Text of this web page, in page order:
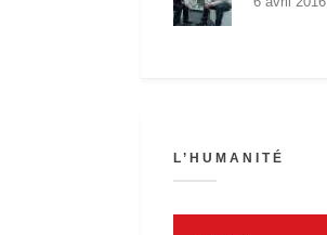
L’HUMANITÉ